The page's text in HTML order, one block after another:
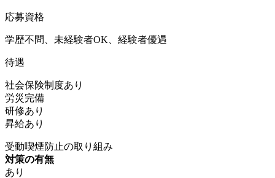
応募資格
学歴不問、未経験者OK、経験者優遇
待遇
社会保険制度あり
労災完備
研修あり
昇給あり
受動喫煙防止の取り組み
対策の有無
あり